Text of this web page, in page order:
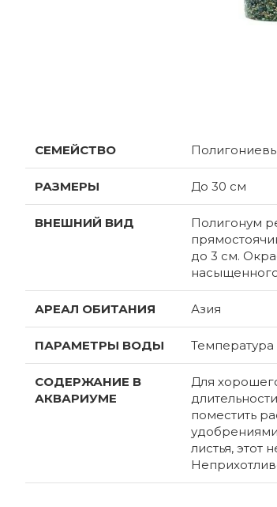
СЕМЕЙСТВО
РАЗМЕРЫ До 30 см
ВНЕШНИЙ ВИД
Полигонум
до 3 см.
АРЕАЛ ОБИТАНИЯ Азия
ПАРАМЕТРЫ ВОДЫ Температура
СОДЕРЖАНИЕ В
АКВАРИУМЕ
Для
поместить
листья, этот